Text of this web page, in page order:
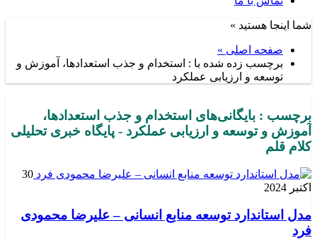
شما اینجا هستید »
صفحه اصلی »
برچسب زده شده با : استخدام و جذب استعدادها، آموزش و
توسعه و ارزیابی عملکرد
برچسب : بایگانی‌های استخدام و جذب استعدادها،
آموزش و توسعه و ارزیابی عملکرد - پایگاه خبری تحلیلی
کلام قلم
30
اکتبر 2024
مدل استاندارد توسعه منابع انسانی – علیرضا محمودی
فرد